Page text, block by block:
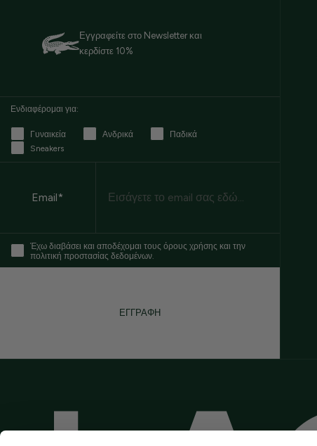
Εγγραφείτε στο Newsletter και
κερδίστε 10%
Ενδιαφέρομαι για:
Γυναικεία Ανδρικά
Παδικά
Sneakers
Email*
Έχω διαβάσει και αποδέχομαι τους όρους χρήσης και την
πολιτική προστασίας δεδομένων.
ΕΓΓΡΑΦΗ